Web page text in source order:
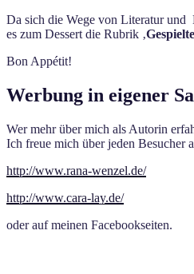
Da sich die Wege von Literatur und
es zum Dessert die Rubrik ‚
Bon Appétit!
Werbung in eigener
Wer mehr über mich als Autorin
Ich freue mich über jeden Besucher
http://www.rana-wenzel.de/
http://www.cara-lay.de/
oder auf meinen Facebookseiten.